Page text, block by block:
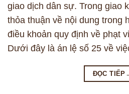
giao dịch dân sự. Trong giao
thỏa thuận về nội dung trong
điều khoản quy định về phạt
Dưới đây là án lệ số 25 về
ĐỌC TIẾP